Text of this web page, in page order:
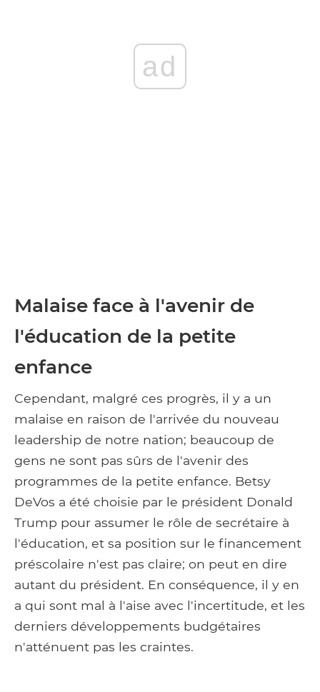
ad
Malaise face à l'avenir de
l'éducation de la petite
enfance
Cependant, malgré ces progrès, il y a un
malaise en raison de l'arrivée du nouveau
leadership de notre nation; beaucoup de
gens ne sont pas sûrs de l'avenir des
programmes de la petite enfance. Betsy
DeVos a été choisie par le président Donald
Trump pour assumer le rôle de secrétaire à
l'éducation, et sa position sur le financement
préscolaire n'est pas claire; on peut en dire
autant du président. En conséquence, il y en
a qui sont mal à l'aise avec l'incertitude, et les
derniers développements budgétaires
n'atténuent pas les craintes.